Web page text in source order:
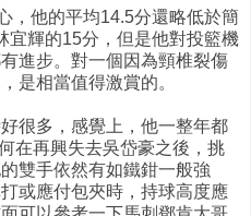
，他的平均14.5分還略低於簡
宜輝的15分，但是他對投籃機
進步。對一個因為頸椎裂傷
是相當值得激賞的。
很多，感覺上，他一整年都
在再興失去吳岱豪之後，挑
雙手依然有如鐵鉗一般強
或應付包夾時，持球高度應